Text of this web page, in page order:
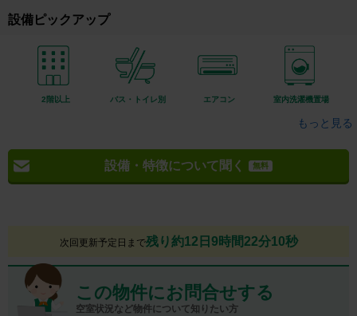
設備ピックアップ
2階以上 バス・トイレ別 エアコン 室内洗濯機置場
もっと見る
設備・特徴について聞く 無料
次回更新予定日まで残り約12日9時間22分9秒
この物件にお問合せする
空室状況など物件について知りたい方